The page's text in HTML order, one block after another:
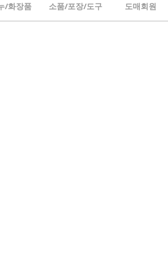
/화장품 소품/포장/도구 도매회원